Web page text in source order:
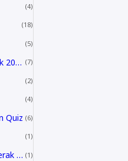
4
18
5
FAQ Dapodik 2019.c 7
2
4
Quiz 6
1
Guru Penggerak GPAI 1